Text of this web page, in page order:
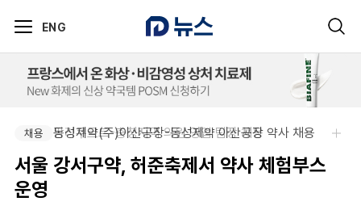
ENG
채용 동성제약(주)아산공장-동성제약 아산공장 약사 채용
채용 팜리쿠르트-충청지역 의원 영업 팀장 채용
서울 강서구약, 허준축제서 약사 체험부스
운영